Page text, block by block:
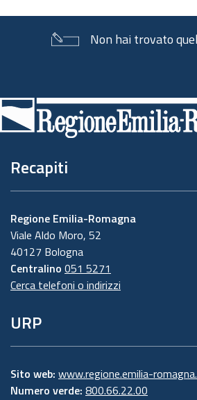
Non hai trovato
di
pagina
Recapiti
Regione Emilia-Romagna
Viale Aldo Moro, 52
40127 Bologna
Centralino 051 5271
Cerca telefoni o indirizzi
URP
Sito web: www.regione.emilia-
Numero verde: 800.66.22.00